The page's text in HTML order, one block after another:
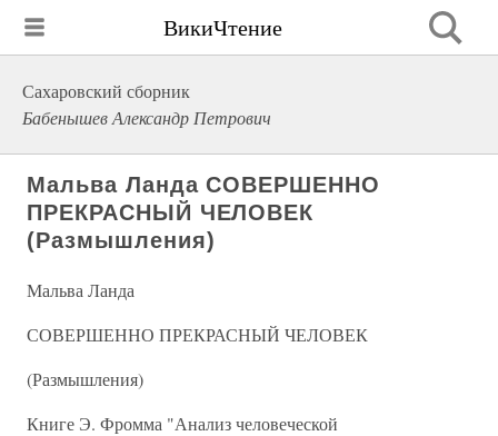
ВикиЧтение
Сахаровский сборник
Бабенышев Александр Петрович
Мальва Ланда СОВЕРШЕННО
ПРЕКРАСНЫЙ ЧЕЛОВЕК
(Размышления)
Мальва Ланда
СОВЕРШЕННО ПРЕКРАСНЫЙ ЧЕЛОВЕК
(Размышления)
Книге Э. Фромма "Анализ человеческой